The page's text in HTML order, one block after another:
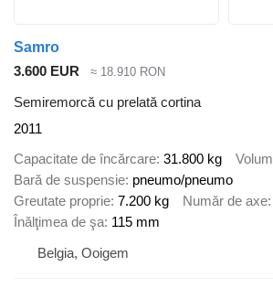
Samro
3.600 EUR
≈ 18.910 RON
Semiremorcă cu prelată cortina
2011
Capacitate de încărcare 31.800 kg Volum
Bară de suspensie pneumo/pneumo
Greutate proprie 7.200 kg Număr de axe
Înălţimea de şa 115 mm
Belgia, Ooigem